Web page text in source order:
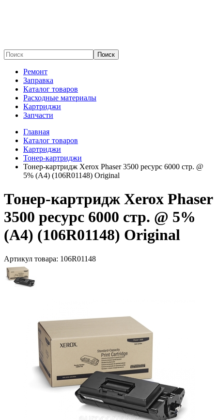
Поиск
Ремонт
Заправка
Каталог товаров
Расходные материалы
Картриджи
Запчасти
Главная
Каталог товаров
Картриджи
Тонер-картриджи
Тонер-картридж Xerox Phaser 3500 ресурс 6000 стр. @
5% (А4) (106R01148) Original
Тонер-картридж Xerox Phaser
3500 ресурс 6000 стр. @ 5%
(А4) (106R01148) Original
Артикул товара: 106R01148